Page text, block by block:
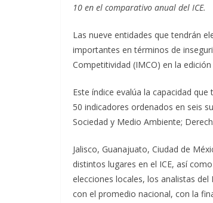
10 en el comparativo anual del ICE.
Las nueve entidades que tendrán
importantes en términos de
Competitividad (IMCO) en la
Este índice evalúa la capacidad
50 indicadores ordenados en seis
Sociedad y Medio Ambiente;
Jalisco, Guanajuato, Ciudad de
distintos lugares en el ICE, así
elecciones locales, los analistas
con el promedio nacional, con la